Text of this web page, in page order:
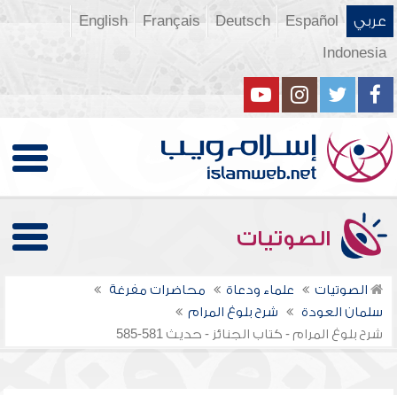
عربي Español
Deutsch
Français
English
Indonesia
الصوتيات
الصوتيات علماء ودعاة
محاضرات مفرغة
سلمان العودة
شرح بلوغ المرام
شرح بلوغ المرام - كتاب الجنائز - حديث 581-585